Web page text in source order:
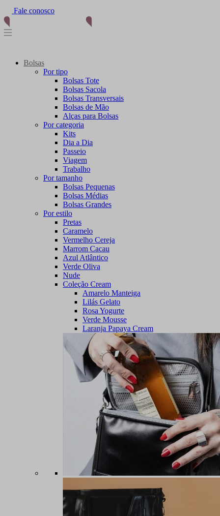
Fale conosco
Bolsas
Por tipo
Bolsas Tote
Bolsas Sacola
Bolsas Transversais
Bolsas de Mão
Alças para Bolsas
Por categoria
Kits
Dia a Dia
Passeio
Viagem
Trabalho
Por tamanho
Bolsas Pequenas
Bolsas Médias
Bolsas Grandes
Por estilo
Pretas
Caramelo
Vermelho Cereja
Marrom Cacau
Azul Atlântico
Verde Oliva
Nude
Coleção Cream
Amarelo Manteiga
Lilás Gelato
Rosa Yogurte
Verde Mousse
Laranja Papaya Cream